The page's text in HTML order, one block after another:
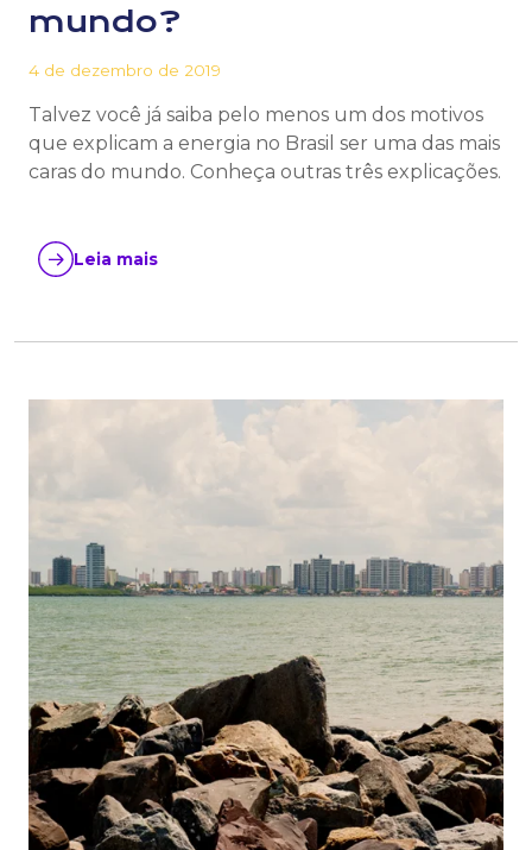
mundo?
4 de dezembro de 2019
Talvez você já saiba pelo menos um dos motivos
que explicam a energia no Brasil ser uma das mais
caras do mundo. Conheça outras três explicações.
Leia mais